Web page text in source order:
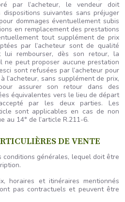
par l’acheteur, le vendeur doit
suivantes sans préjuger
dommages éventuellement subis
en remplacement des prestations
tout supplément de prix
par l’acheteur sont de qualité
lui rembourser, dès son retour, la
ne peut proposer aucune prestation
sont refusées par l’acheteur pour
l’acheteur, sans supplément de prix,
assurer son retour dans des
équivalentes vers le lieu de départ
par les deux parties. Les
sont applicables en cas de non
au 14° de l’article R.211-6.
DE VENTE
conditions générales, lequel doit être
horaires et itinéraires mentionnés
pas contractuels et peuvent être